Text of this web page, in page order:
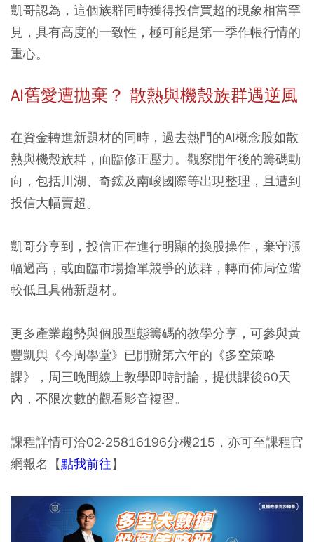
凱哥認為，這個族群同時獲得投信買超的現象相當罕
見，具有高度的一致性，極可能是第一季作帳行情的
重心。
AI舊愛遭拋棄？ 散熱與機殼族群遇逆風
在資金轉進新題材的同時，過去熱門的AI概念股如散
熱與機殼族群，面臨修正壓力。觀察開年後的籌碼動
向，包括川湖、奇鋐及南峻國際等出現整理，且遭到
投信大幅賣超。
凱哥分享到，投信正在進行明顯的換股操作，棄守漲
幅過高，或面臨市場搶單競爭的族群，轉而佈局位階
較低且具備新題材。
更多產業趨勢與個股型態籌碼的教學分享，可參與黃
豐凱與《今周學堂》已開辦第六年的《多空策略
課》，周三晚間線上教學即時討論，提供課後60天
內，不限次數的觀看影音複習。
課程詳情可洽02-25816196分機215，亦可至課程官
網報名【點我前往】